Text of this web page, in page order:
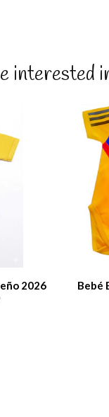
interested
2026
details
Bebé